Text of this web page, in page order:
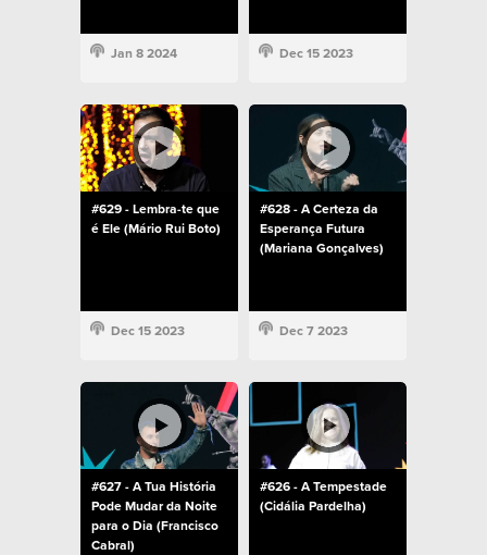
Jan 8 2024 Dec 15 2023
#629 - Lembra-te que
é Ele (Mário Rui Boto)
Dec 15 2023
#628 - A Certeza da
Esperança Futura
(Mariana Gonçalves)
Dec 7 2023
#627 - A Tua História
Pode Mudar da Noite
para o Dia (Francisco
Cabral)
#626 - A Tempestade
(Cidália Pardelha)